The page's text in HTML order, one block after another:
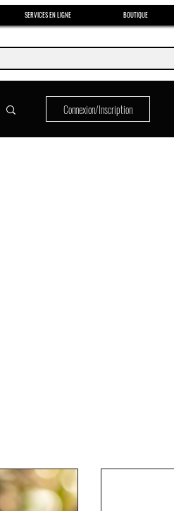
SERVICES EN LIGNE BOUTIQUE
Connexion/Inscription